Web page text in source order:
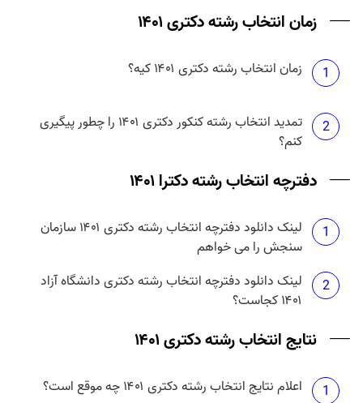
حداکثر تعداد انتخاب رشته دکتری آزاد ۱۴۰۱ چند تا است؟
5
زمان انتخاب رشته دکتری ۱۴۰۱
1 زمان انتخاب رشته دکتری ۱۴۰۱ کیه؟
2
تمدید انتخاب رشته کنکور دکتری ۱۴۰۱ را چطور پیگیری
کنم؟
دفترچه انتخاب رشته دکترا ۱۴۰۱
1
لینک دانلود دفترچه انتخاب رشته دکتری ۱۴۰۱ سازمان
سنجش را می خواهم
2
لینک دانلود دفترچه انتخاب رشته دکتری دانشگاه آزاد
۱۴۰۱ کجاست؟
نتایج انتخاب رشته دکتری ۱۴۰۱
1 اعلام نتایج انتخاب رشته دکتری ۱۴۰۱ چه موقع است؟